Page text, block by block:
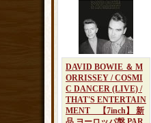
DAVID BOWIE ＆ M
ORRISSEY / COSMI
C DANCER (LIVE) /
THAT'S ENTERTAIN
MENT 【7inch】 新